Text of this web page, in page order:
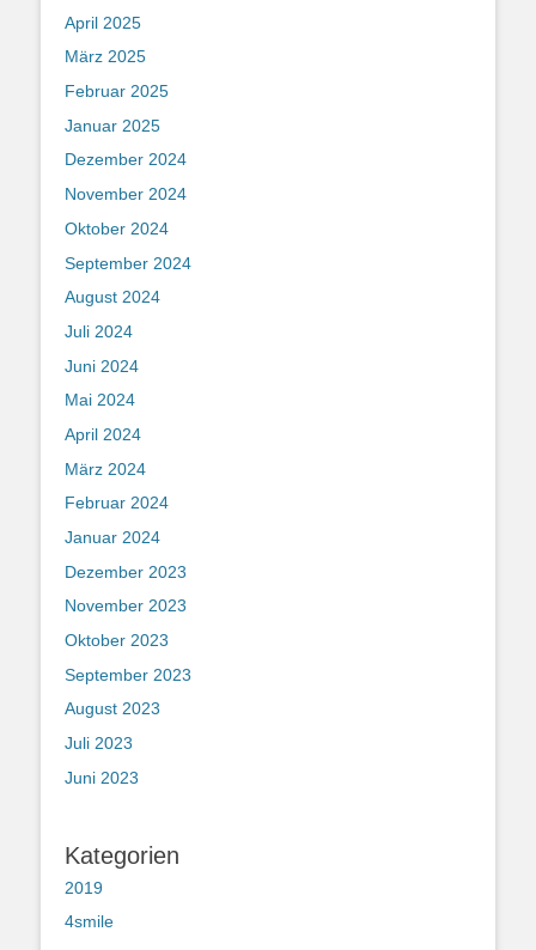
April 2025
März 2025
Februar 2025
Januar 2025
Dezember 2024
November 2024
Oktober 2024
September 2024
August 2024
Juli 2024
Juni 2024
Mai 2024
April 2024
März 2024
Februar 2024
Januar 2024
Dezember 2023
November 2023
Oktober 2023
September 2023
August 2023
Juli 2023
Juni 2023
Kategorien
2019
4smile